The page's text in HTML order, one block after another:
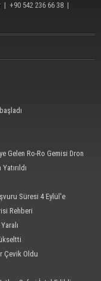
| +90 542 236 66 38 |
Gelen Ro-Ro Gemisi Dron
Süresi 4 Eylül'e
Rehberi
Çevik Oldu